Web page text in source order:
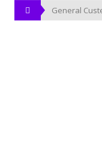
General